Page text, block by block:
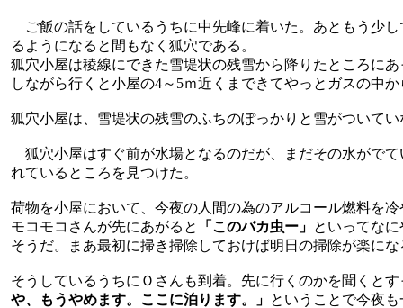
ご飯の話をしているうちに中先峰に着いた。あともう少
るようになると間もなく狐穴である。
狐穴小屋は稜線にできた雪堤状の残雪から降りたところに
しながら行くと小屋の4～5ｍ近くまできてやっとガスの中
狐穴小屋は、雪堤状の残雪のふちのぽっかりと雪がついて
狐穴小屋はすぐ前が水場となるのだが、まだその水がで
れているところを見つけた。
荷物を小屋において、今夜の人間の為のアルコール燃料を
モコモコさんが先にあがると
「このバカ虫ー」 といってな
そうだ。まあ最初に掃き掃除しておけば明日の掃除が楽にな
そうしているうちにＯさんも到着。先に行くのかを聞くと
や、もうやめます。ここに泊ります。」 ということで今夜